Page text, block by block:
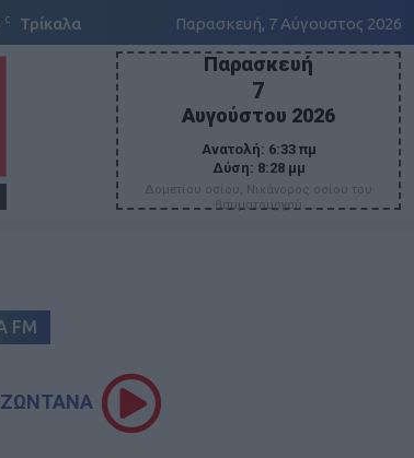
C Τρίκαλα Παρασκευή, 7 Αύγουστος 2026
Παρασκευή
7
Αυγούστου 2026
Ανατολή: 6:33 πμ
Δύση: 8:28 μμ
Δομετίου οσίου, Νικάνορος οσίου του
θαυματουργού
FM